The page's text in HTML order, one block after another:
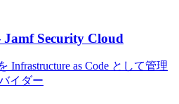
Security Cloud
Infrastructure as Code として管理
イダー